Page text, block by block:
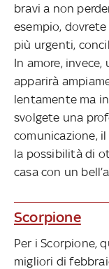
bravi a non
esempio,
più urgenti,
In amore,
apparirà
lentamente ma
svolgete una
comunicazione,
la possibilità di
casa con un
Scorpione
Per i Scorpione,
migliori di